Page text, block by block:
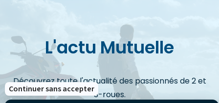
Continuer sans accepter
L'actu Mutuelle
Découvrez toute l'actualité des passionnés de 2 et
3-roues.